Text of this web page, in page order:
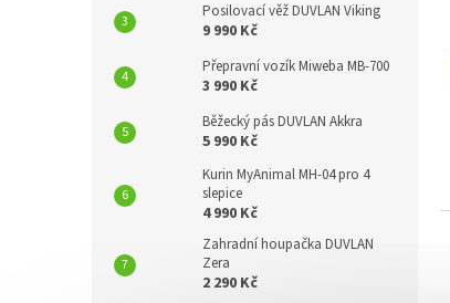
Posilovací věž DUVLAN Viking
9 990 Kč
Přepravní vozík Miweba MB-700
3 990 Kč
Běžecký pás DUVLAN Akkra
5 990 Kč
Kurin MyAnimal MH-04 pro 4
slepice
4 990 Kč
Zahradní houpačka DUVLAN
Zera
2 290 Kč